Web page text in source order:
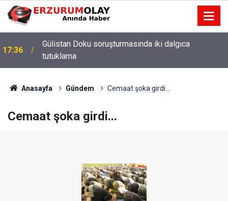
17:36
Gülistan Doku soruşturmasında iki dalgıca
tutuklama
Anasayfa Gündem Cemaat şoka girdi...
Cemaat şoka girdi...